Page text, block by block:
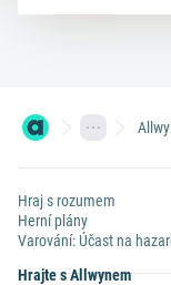
Hraj s rozumem
Herní plány
Varování: Účast na
Hrajte s Allwynem